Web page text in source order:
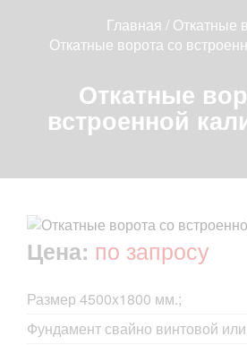
Главная / Откатные
Откатные ворота со
Откатные
встроенной
Цена: по запросу
Размер 4500x1800 мм.;
Фундамент свайно винтовой